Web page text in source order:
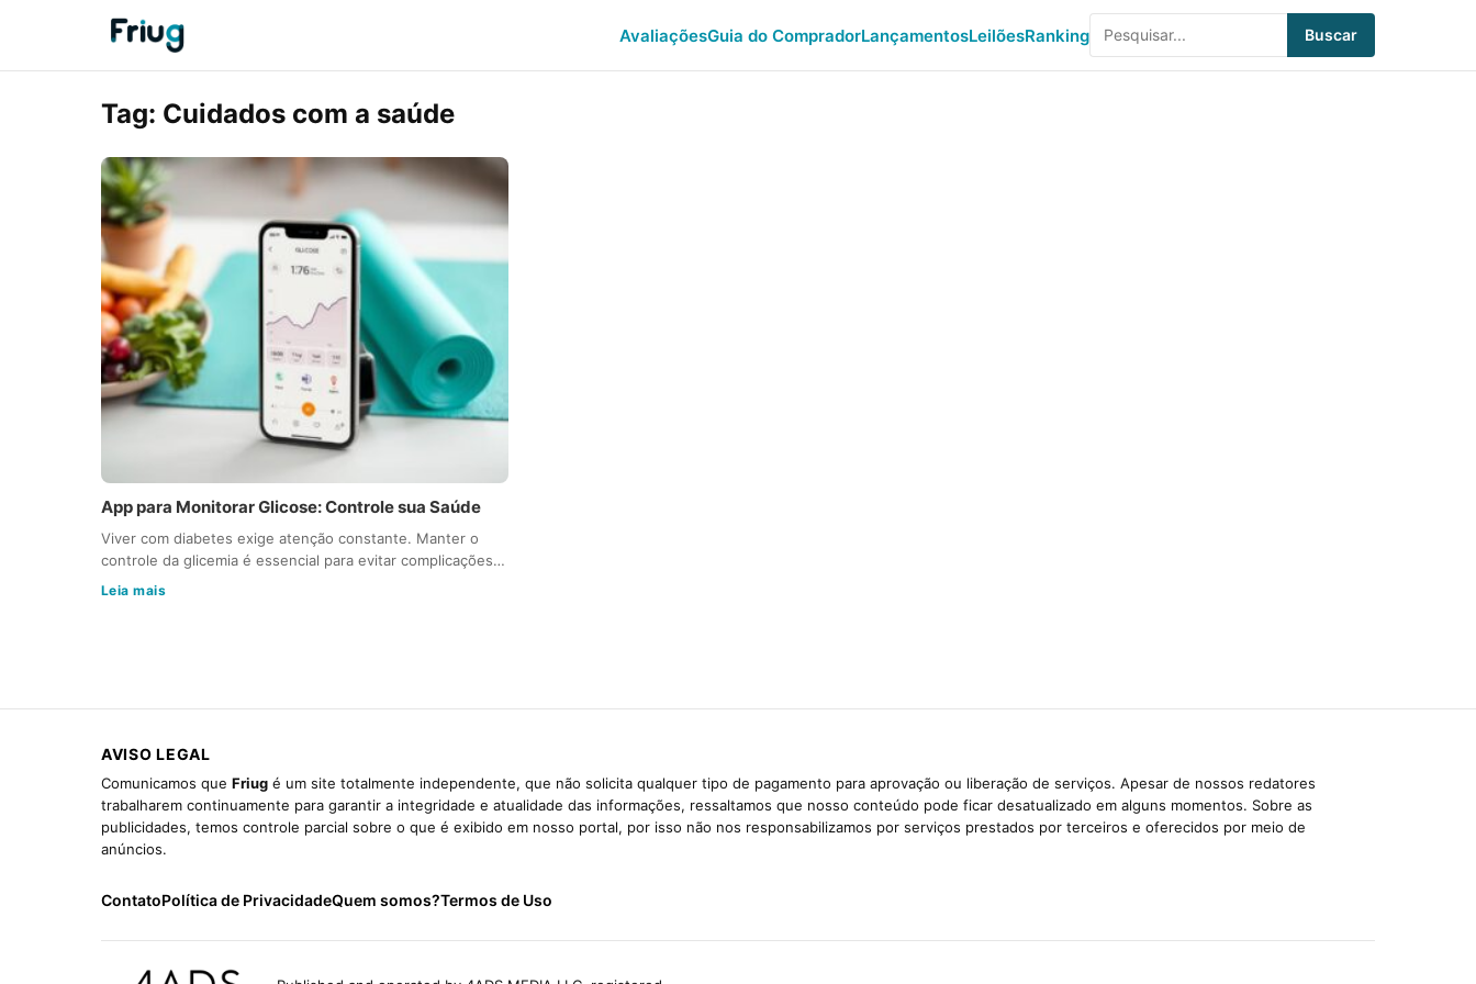
AvaliaçõesGuia do CompradorLançamentosLeilõesRanking Buscar
Tag: Cuidados com a saúde
App para Monitorar Glicose: Controle sua Saúde
Viver com diabetes exige atenção constante. Manter o
controle da glicemia é essencial para evitar complicações…
Leia mais
AVISO LEGAL
Comunicamos que Friug é um site totalmente independente, que não solicita qualquer tipo de pagamento para aprovação ou liberação de serviços. Apesar de nossos redatores
trabalharem continuamente para garantir a integridade e atualidade das informações, ressaltamos que nosso conteúdo pode ficar desatualizado em alguns momentos. Sobre as
publicidades, temos controle parcial sobre o que é exibido em nosso portal, por isso não nos responsabilizamos por serviços prestados por terceiros e oferecidos por meio de
anúncios.
ContatoPolítica de PrivacidadeQuem somos?Termos de Uso